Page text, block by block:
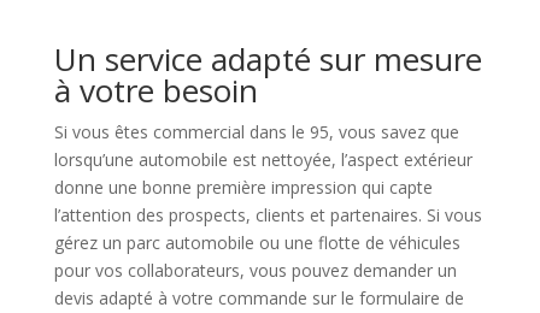
Un service adapté sur mesure
à votre besoin
Si vous êtes commercial dans le 95, vous savez que
lorsqu’une automobile est nettoyée, l’aspect extérieur
donne une bonne première impression qui capte
l’attention des prospects, clients et partenaires. Si vous
gérez un parc automobile ou une flotte de véhicules
pour vos collaborateurs, vous pouvez demander un
devis adapté à votre commande sur le formulaire de